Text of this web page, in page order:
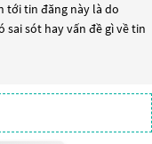
tới tin đăng này là do
sai sót hay vấn đề gì về tin